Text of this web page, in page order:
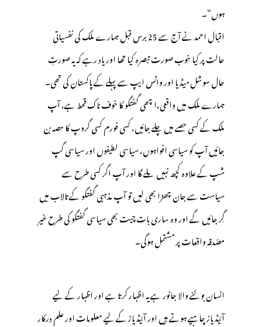
ہوں“۔
اقبال احمد نے آج سے 25 برس قبل ہمارے ملک کی نفسیاتی
حالت پر کیا خوب صورت تبصرہ کیا تھا اور یاد رہے کہ یہ صورتِ
حال سوشل میڈیا اور واٹس ایپ سے پہلے کے پاکستان کی تھی۔
ہمارے ملک میں واقعی،ا چھی گفتگو کا خوف ناک قحط ہے، آپ
ملک کے کسی حصے میں چلے جائیں، کسی فورم کسی گروپ کا حصہ بن
جائیں آپ کو سیاسی افواہوں، سیاسی لطیفوں اور سیاسی گپ
شپ کے علاوہ کچھ نہیں ملے گا اور آپ اگر کسی طرح سے
سیاست سے جان چھڑا بھی لیں تو آپ مذہبی گفتگو کے تالاب میں
گِر جائیں گے اور وہ ساری بات چیت بھی سیاسی گفتگو کی طرح غیر
مصّدقہ واقعات پر مشتمل ہوگی۔
انسان بولنے والا جانور ہے یہ اظہار کرتا ہے اور اظہار کے لیے
آئیڈیاز چاہیے ہوتے ہیں اور آئیڈیاز کے لیے معلومات اور علم درکار